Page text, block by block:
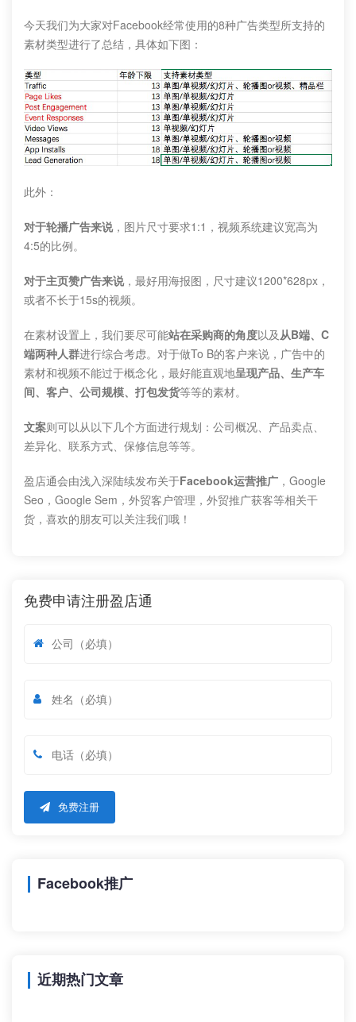
今天我们为大家对Facebook经常使用的8种广告类型所支持的
素材类型进行了总结，具体如下图：
此外：
对于轮播广告来说，图片尺寸要求1:1，视频系统建议宽高为
4:5的比例。
对于主页赞广告来说，最好用海报图，尺寸建议1200*628px，
或者不长于15s的视频。
在素材设置上，我们要尽可能站在采购商的角度以及 从B端、C
端两种人群进行综合考虑。对于做To B的客户来说，广告中的
素材和视频不能过于概念化，最好能直观地呈现产品、生产车
间、客户、公司规模、打包发货等等的素材。
文案则可以从以下几个方面进行规划：公司概况、产品卖点、
差异化、联系方式、保修信息等等。
盈店通会由浅入深陆续发布关于Facebook运营推广 ，Google
Seo，Google Sem，外贸客户管理，外贸推广获客等相关干
货，喜欢的朋友可以关注我们哦！
免费申请注册盈店通
免费注册
Facebook推广
近期热门文章